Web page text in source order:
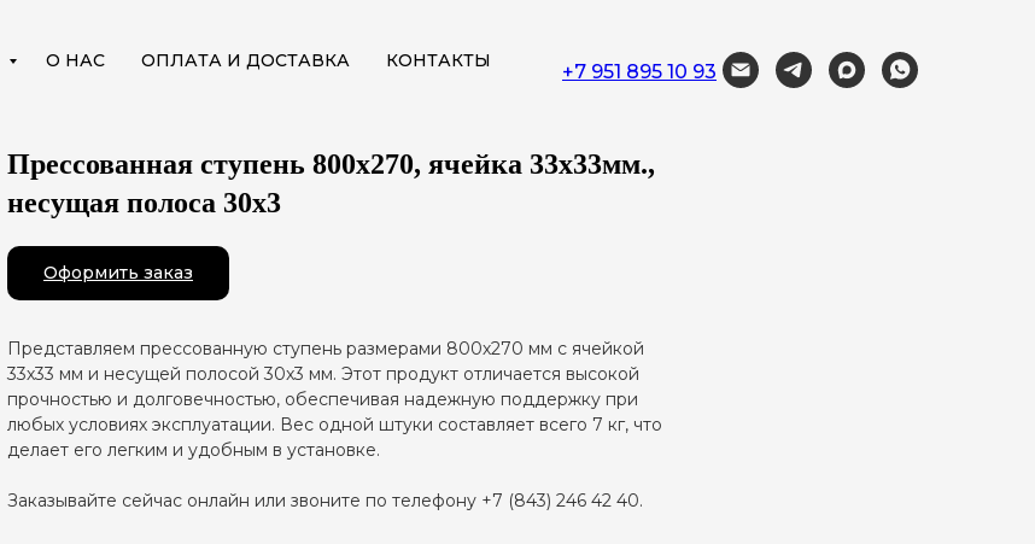
О НАС ОПЛАТА И ДОСТАВКА КОНТАКТЫ +7 951 895 10 93
Прессованная ступень 800х270, ячейка 33х33мм.,
несущая полоса 30x3
Оформить заказ
Представляем прессованную ступень размерами 800х270 мм с ячейкой
33х33 мм и несущей полосой 30x3 мм. Этот продукт отличается высокой
прочностью и долговечностью, обеспечивая надежную поддержку при
любых условиях эксплуатации. Вес одной штуки составляет всего 7 кг, что
делает его легким и удобным в установке.
Заказывайте сейчас онлайн или звоните по телефону +7 (843) 246 42 40.